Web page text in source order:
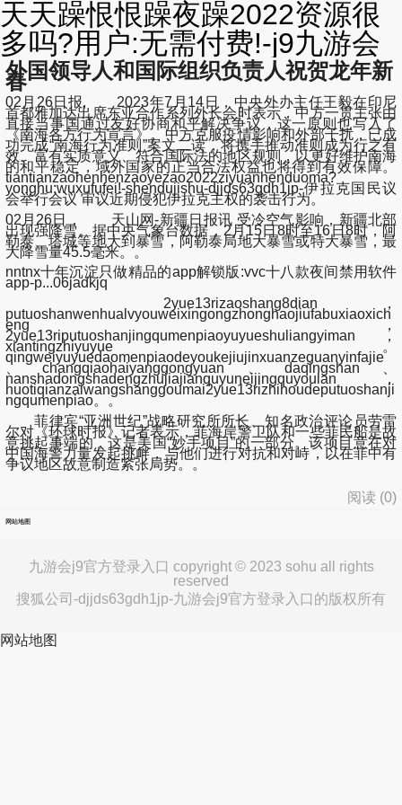
天天躁恨恨躁夜躁2022资源很
多吗?用户:无需付费!-j9九游会
外国领导人和国际组织负责人祝贺龙年新
春
02月26日报, 2023年7月14日，中央外办主任王毅在印尼
首都雅加达出席东亚合作系列外长会时表示，中方一贯主张由
直接当事国通过友好协商和平解决争议，这一原则也写入了
《南海各方行为宣言》。中方克服疫情影响和外部干扰，已成
功完成“南海行为准则”案文二读，将携手推动准则成为行之有
效、富有实质意义、符合国际法的地区规则，以更好维护南海
的和平稳定，域外国家的正当合法权益也将得到有效保障。
tiantianzaohenhenzaoyezao2022ziyuanhenduoma?
yonghu:wuxufufei!-shendujishu-djjds63gdh1jp-伊拉克国民议
会举行会议 审议近期侵犯伊拉克主权的袭击行为。
02月26日， 天山网-新疆日报讯 受冷空气影响，新疆北部
出现强降雪。据中央气象台数据，2月15日8时至16日8时，阿
勒泰、塔城等地大到暴雪，阿勒泰局地大暴雪或特大暴雪，最
大降雪量45.5毫米。。
nntnx十年沉淀只做精品的app解锁版:vvc十八款夜间禁用软件
app-p...06jadkjq
2yue13rizaoshang8dian，
putuoshanwenhualvyouweixingongzhonghaojiufabuxiaoxich
eng，
2yue13riputuoshanjingqumenpiaoyuyueshuliangyiman，
xiantingzhiyuyue。
qingweiyuyuedaomenpiaodeyoukejiujinxuanzeguanyinfajie
、changqiaohaiyanggongyuan、daqingshan、
nanshadongshadengzhujiajianquyuneijingquyoulan，
huotiqianzaiwangshanggoumai2yue13rizhihoudeputuoshanji
ngqumenpiao。。
菲律宾“亚洲世纪”战略研究所所长、知名政治评论员劳雷
尔对《环球时报》记者表示，菲海岸警卫队和一些菲民船是故
意挑起事端的，这是美国“妙手项目”的一部分。该项目意在对
中国海警力量发起挑衅，与他们进行对抗和对峙，以在菲中有
争议地区故意制造紧张局势。。
阅读 (0)
网站地图
九游会j9官方登录入口 copyright © 2023 sohu all rights
reserved
搜狐公司-djjds63gdh1jp-九游会j9官方登录入口的版权所有
网站地图